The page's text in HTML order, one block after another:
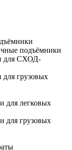
подъёмники
для СХОД-
грузовых
для легковых
для грузовых